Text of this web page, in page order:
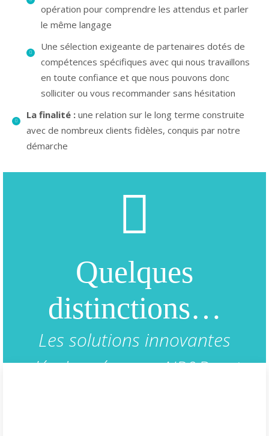
opération pour comprendre les attendus et parler
le même langage
Une sélection exigeante de partenaires dotés de
compétences spécifiques avec qui nous travaillons
en toute confiance et que nous pouvons donc
solliciter ou vous recommander sans hésitation
La finalité : une relation sur le long terme construite
avec de nombreux clients fidèles, conquis par notre
démarche
Quelques
distinctions…
Les solutions innovantes
développées par AIR&D ont